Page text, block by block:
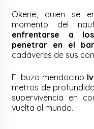
Okene, quien se
momento del
enfrentarse a
penetrar en el
cadáveres de sus
El buzo mendocino
metros de
supervivencia en
vuelta al mundo.